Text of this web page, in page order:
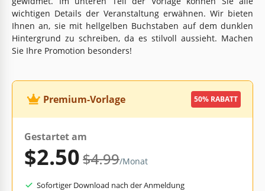
wichtigen Details der Veranstaltung erwähnen. Wir bieten
Ihnen an, sie mit hellgelben Buchstaben auf dem dunklen
Hintergrund zu schreiben, da es stilvoll aussieht. Machen
Sie Ihre Promotion besonders!
Premium-Vorlage 50% RABATT
Gestartet am
$2.50$4.99/Monat
Sofortiger Download nach der Anmeldung